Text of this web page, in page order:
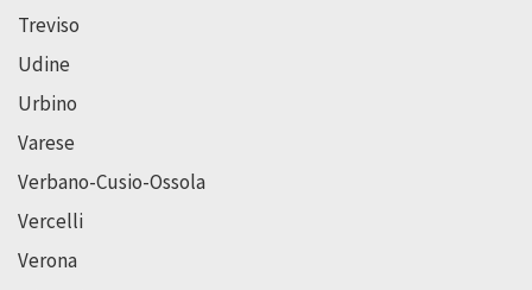
Treviso
Udine
Urbino
Varese
Verbano-Cusio-Ossola
Vercelli
Verona